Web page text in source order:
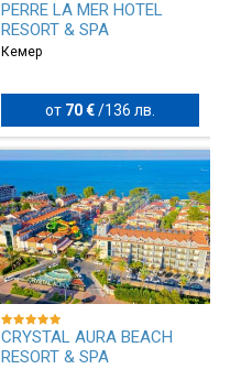
PERRE LA MER HOTEL
RESORT & SPA
Кемер
от 70 €/ 136 лв.
CRYSTAL AURA BEACH
RESORT & SPA